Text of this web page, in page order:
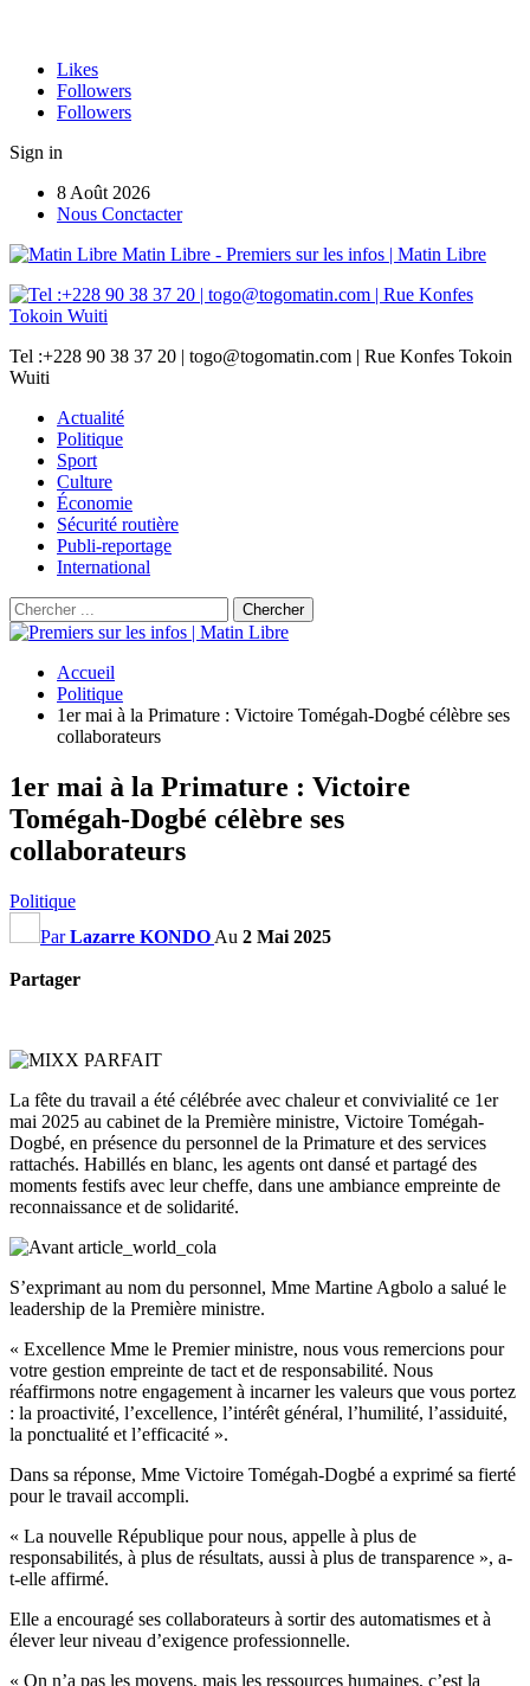
Likes
Followers
Followers
Sign in
8 Août 2026
Nous Conctacter
Matin Libre - Premiers sur les infos | Matin Libre
Tel :+228 90 38 37 20 | togo@togomatin.com | Rue Konfes Tokoin
Wuiti
Actualité
Politique
Sport
Culture
Économie
Sécurité routière
Publi-reportage
International
Accueil
Politique
1er mai à la Primature : Victoire Tomégah-Dogbé célèbre ses
collaborateurs
1er mai à la Primature : Victoire
Tomégah-Dogbé célèbre ses
collaborateurs
Politique
ParLazarre KONDO Au 2 Mai 2025
Partager
La fête du travail a été célébrée avec chaleur et convivialité ce 1er
mai 2025 au cabinet de la Première ministre, Victoire Tomégah-
Dogbé, en présence du personnel de la Primature et des services
rattachés. Habillés en blanc, les agents ont dansé et partagé des
moments festifs avec leur cheffe, dans une ambiance empreinte de
reconnaissance et de solidarité.
S’exprimant au nom du personnel, Mme Martine Agbolo a salué le
leadership de la Première ministre.
« Excellence Mme le Premier ministre, nous vous remercions pour
votre gestion empreinte de tact et de responsabilité. Nous
réaffirmons notre engagement à incarner les valeurs que vous portez
: la proactivité, l’excellence, l’intérêt général, l’humilité, l’assiduité,
la ponctualité et l’efficacité ».
Dans sa réponse, Mme Victoire Tomégah-Dogbé a exprimé sa fierté
pour le travail accompli.
« La nouvelle République pour nous, appelle à plus de
responsabilités, à plus de résultats, aussi à plus de transparence », a-
t-elle affirmé.
Elle a encouragé ses collaborateurs à sortir des automatismes et à
élever leur niveau d’exigence professionnelle.
« On n’a pas les moyens, mais les ressources humaines, c’est la